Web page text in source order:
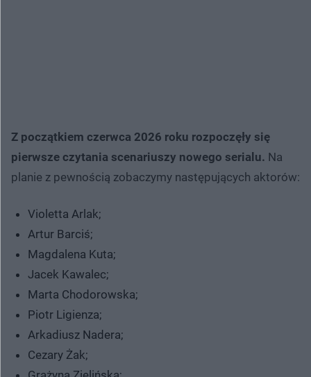
Z początkiem czerwca 2026 roku rozpoczęły się
pierwsze czytania scenariuszy nowego serialu. Na
planie z pewnością zobaczymy następujących aktorów:
Violetta Arlak;
Artur Barciś;
Magdalena Kuta;
Jacek Kawalec;
Marta Chodorowska;
Piotr Ligienza;
Arkadiusz Nadera;
Cezary Żak;